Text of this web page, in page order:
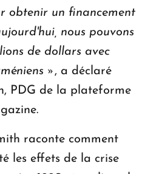
obtenir un financement
nous pouvons
de dollars avec
» , a déclaré
PDG de la plateforme
raconte comment
les effets de la crise